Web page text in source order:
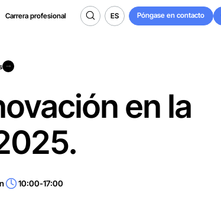
Carrera profesional
ES
ES
Póngase en contacto
Póngase en contacto
en la
10:00-17:00